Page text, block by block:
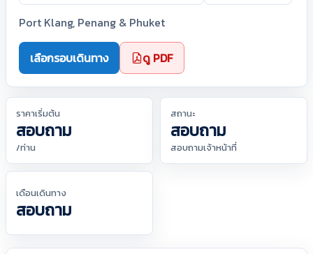
Port Klang, Penang & Phuket
เลือกรอบเดินทาง ดู PDF
ราคาเริ่มต้น
สอบถาม
/ท่าน
สถานะ
สอบถาม
สอบถามเจ้าหน้าที่
เดือนเดินทาง
สอบถาม